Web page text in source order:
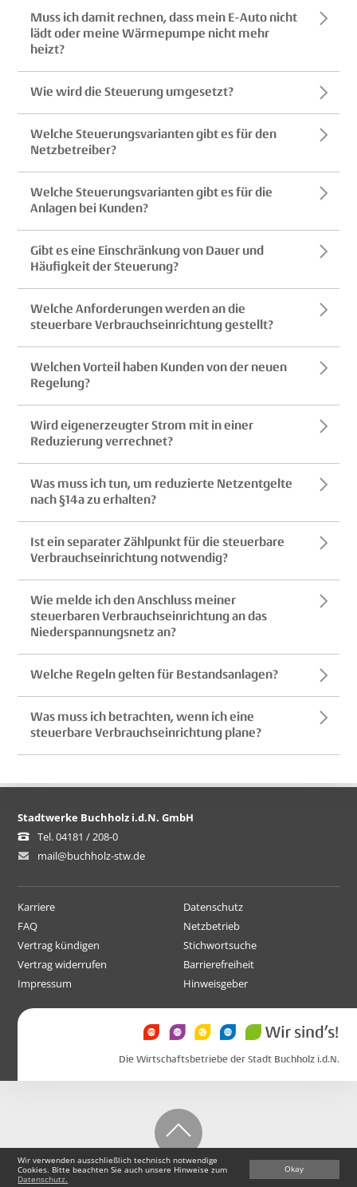
Okay
Wir verwenden ausschließlich technisch notwendige
Cookies. Bitte beachten Sie auch unsere Hinweise zum
Datenschutz.
Muss ich damit rechnen, dass mein E-Auto nicht
lädt oder meine Wärmepumpe nicht mehr
heizt?
Wie wird die Steuerung umgesetzt?
Welche Steuerungsvarianten gibt es für den
Netzbetreiber?
Welche Steuerungsvarianten gibt es für die
Anlagen bei Kunden?
Gibt es eine Einschränkung von Dauer und
Häufigkeit der Steuerung?
Welche Anforderungen werden an die
steuerbare Verbrauchseinrichtung gestellt?
Welchen Vorteil haben Kunden von der neuen
Regelung?
Wird eigenerzeugter Strom mit in einer
Reduzierung verrechnet?
Was muss ich tun, um reduzierte Netzentgelte
nach §14a zu erhalten?
Ist ein separater Zählpunkt für die steuerbare
Verbrauchseinrichtung notwendig?
Wie melde ich den Anschluss meiner
steuerbaren Verbrauchseinrichtung an das
Niederspannungsnetz an?
Welche Regeln gelten für Bestandsanlagen?
Was muss ich betrachten, wenn ich eine
steuerbare Verbrauchseinrichtung plane?
Stadtwerke Buchholz i.d.N. GmbH
Tel. 04181 / 208-0
mail@buchholz-stw.de
Karriere
FAQ
Vertrag kündigen
Vertrag widerrufen
Impressum
Datenschutz
Netzbetrieb
Stichwortsuche
Barrierefreiheit
Hinweisgeber
Die Wirtschaftsbetriebe der Stadt Buchholz i.d.N.